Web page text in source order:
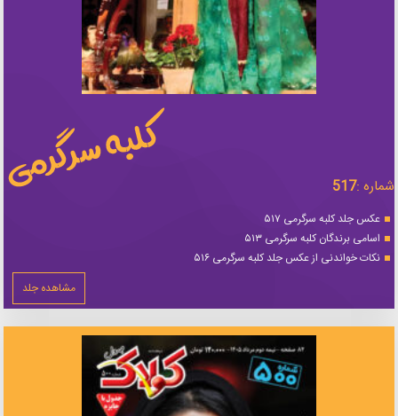
شماره :517
عکس جلد کلبه سرگرمی ۵۱۷
اسامی برندگان کلبه سرگرمی ۵۱۳
نکات خواندنی از عکس جلد کلبه سرگرمی ۵۱۶
مشاهده جلد